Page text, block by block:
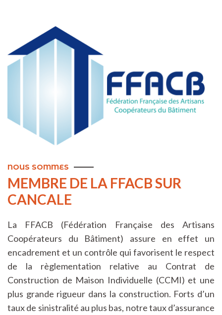
NOUS SOMMES
MEMBRE DE LA FFACB SUR
CANCALE
La FFACB (Fédération Française des Artisans
Coopérateurs du Bâtiment) assure en effet un
encadrement et un contrôle qui favorisent le respect
de la règlementation relative au Contrat de
Construction de Maison Individuelle (CCMI) et une
plus grande rigueur dans la construction. Forts d’un
taux de sinistralité au plus bas, notre taux d’assurance